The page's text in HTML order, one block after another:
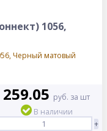
1056,
259.05 руб. за шт
В наличии
+